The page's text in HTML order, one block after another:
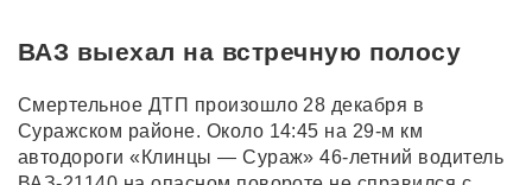
ВАЗ выехал на встречную полосу
Смертельное ДТП произошло 28 декабря в
Суражском районе. Около 14:45 на 29-м км
автодороги «Клинцы — Сураж» 46-летний водитель